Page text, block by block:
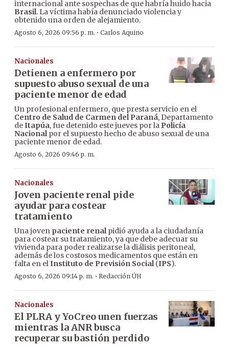
internacional ante sospechas de que habría huido hacia
Brasil. La víctima había denunciado violencia y
obtenido una orden de alejamiento.
Agosto 6, 2026 09:56 p. m. · Carlos Aquino
Nacionales
Detienen a enfermero por
supuesto abuso sexual de una
paciente menor de edad
Un profesional enfermero, que presta servicio en el
Centro de Salud de Carmen del Paraná, Departamento
deItapúa, fue detenido este jueves por la Policía
Nacionalpor el supuesto hecho de abuso sexual de una
paciente menor de edad.
Agosto 6, 2026 09:46 p. m.
Nacionales
Joven paciente renal pide
ayudar para costear
tratamiento
Una joven paciente renalpidió ayuda a la ciudadanía
para costear su tratamiento, ya que debe adecuar su
vivienda para poder realizarse la diálisis peritoneal,
además de los costosos medicamentos que están en
falta en elInstituto de Previsión Social(IPS).
Agosto 6, 2026 09:14 p. m. · Redacción ÚH
Nacionales
El PLRA y YoCreo unen fuerzas
mientras la ANR busca
recuperar su bastión perdido